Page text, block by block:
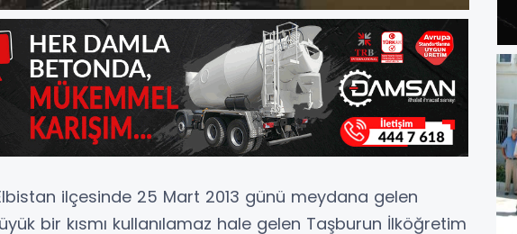
ilçesinde 25 Mart 2013 günü meydana gelen
bir kısmı kullanılamaz hale gelen Taşburun İlköğretim